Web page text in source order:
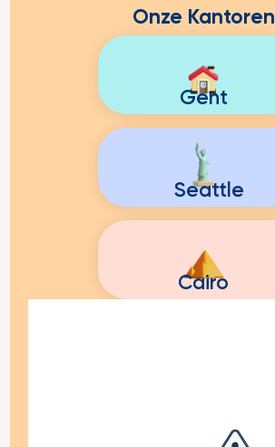
Onze Kantoren
Gent
Seattle
Cairo